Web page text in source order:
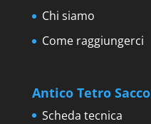
Chi siamo
Come raggiungerci
Antico Tetro Sacco
Scheda tecnica